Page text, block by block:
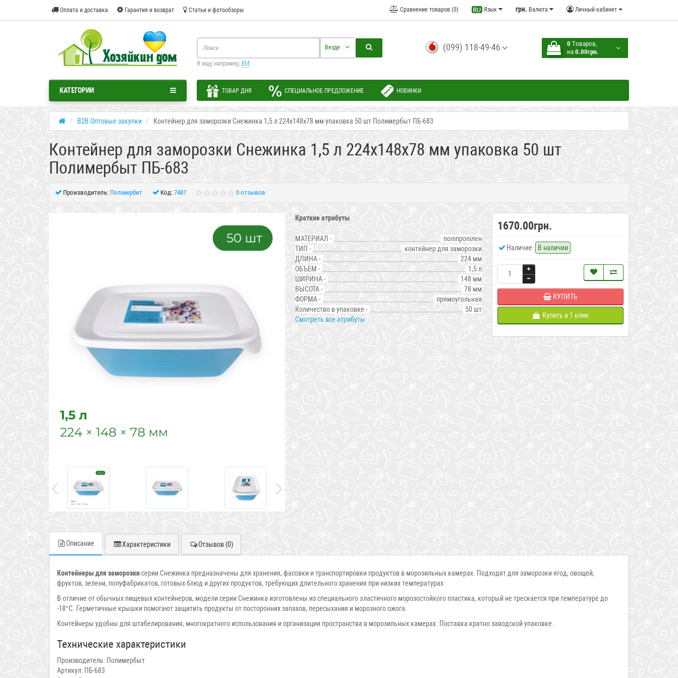
Оплата и доставка Гарантия и возврат Статьи и фотообзоры Личный кабинет
грн. Валюта
Язык
Сравнение товаров (0)
(099) 118-49-46 0 Tоваров,
на 0.00грн.
Везде
Я ищу, например, Elif
ТОВАР ДНЯ СПЕЦИАЛЬНОЕ ПРЕДЛОЖЕНИЕ НОВИНКИ
КАТЕГОРИИ
B2B Оптовые закупки Контейнер для заморозки Снежинка 1,5 л 224x148x78 мм упаковка 50 шт Полимербыт ПБ-683
Контейнер для заморозки Снежинка 1,5 л 224x148x78 мм упаковка 50 шт
Полимербыт ПБ-683
Производитель: Полімербит Код: 7487 0 отзывов
Краткие атрибуты
МАТЕРИАЛ -
поліпропілен
ТИП -
контейнер для заморозки
ДЛИНА -
224 мм
ОБЪЕМ -
1,5 л
ШИРИНА -
148 мм
ВЫСОТА -
78 мм
ФОРМА -
прямоугольная
Количество в упаковке -
50 шт
Смотреть все атрибуты
1670.00грн.
Наличие: В наличии
КУПИТЬ
Купить в 1 клик
Описание Характеристики Отзывов (0)
Контейнеры для заморозкисерии Снежинка предназначены для хранения, фасовки и транспортировки продуктов в морозильных камерах. Подходят для заморозки ягод, овощей,
фруктов, зелени, полуфабрикатов, готовых блюд и других продуктов, требующих длительного хранения при низких температурах.
В отличие от обычных пищевых контейнеров, модели серии Снежинка изготовлены из специального эластичного морозостойкого пластика, который не трескается при температуре до
-18°C. Герметичные крышки помогают защитить продукты от посторонних запахов, пересыхания и морозного ожога.
Контейнеры удобны для штабелирования, многократного использования и организации пространства в морозильных камерах. Поставка кратно заводской упаковке.
Технические характеристики
Производитель: Полимербыт
Артикул: ПБ-683